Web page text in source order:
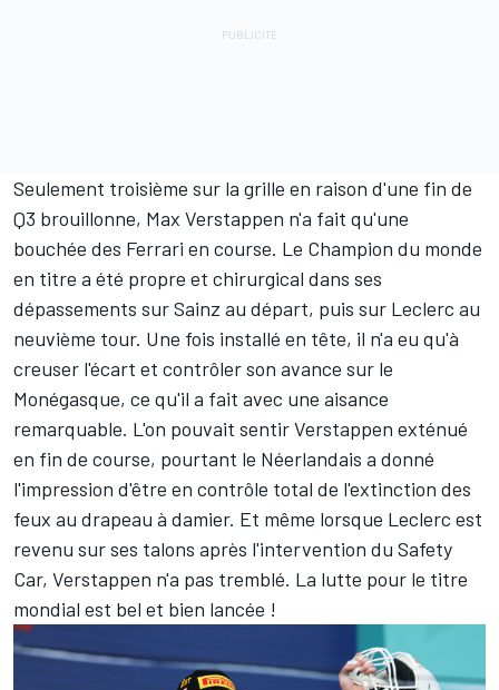
Seulement troisième sur la grille en raison d'une fin de
Q3 brouillonne, Max Verstappen n'a fait qu'une
bouchée des Ferrari en course. Le Champion du monde
en titre a été propre et chirurgical dans ses
dépassements sur Sainz au départ, puis sur Leclerc au
neuvième tour. Une fois installé en tête, il n'a eu qu'à
creuser l'écart et contrôler son avance sur le
Monégasque, ce qu'il a fait avec une aisance
remarquable. L'on pouvait sentir Verstappen exténué
en fin de course, pourtant le Néerlandais a donné
l'impression d'être en contrôle total de l'extinction des
feux au drapeau à damier. Et même lorsque Leclerc est
revenu sur ses talons après l'intervention du Safety
Car, Verstappen n'a pas tremblé. La lutte pour le titre
mondial est bel et bien lancée !